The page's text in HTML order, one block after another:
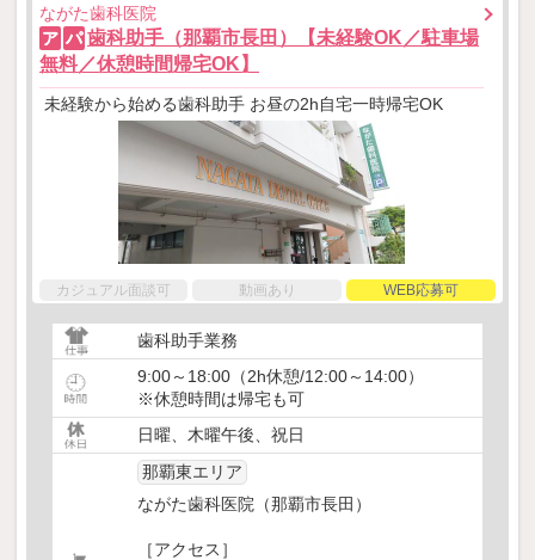
ながた歯科医院
ア パ 歯科助手（那覇市長田）【未経験OK／駐車場
無料／休憩時間帰宅OK】
未経験から始める歯科助手 お昼の2h自宅一時帰宅OK
カジュアル面談可 動画あり WEB応募可
歯科助手業務
9:00～18:00（2h休憩/12:00～14:00）
※休憩時間は帰宅も可
日曜、木曜午後、祝日
那覇東エリア
ながた歯科医院（那覇市長田）
［アクセス］